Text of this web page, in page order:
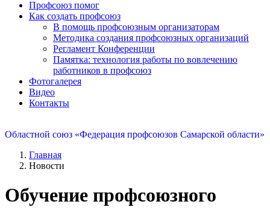
Профсоюз помог
Как создать профсоюз
В помощь профсоюзным организаторам
Методика создания профсоюзных организаций
Регламент Конференции
Памятка: технология работы по вовлечению
работников в профсоюз
Фотогалерея
Видео
Контакты
Областной союз «Федерация профсоюзов Самарской области»
Главная
Новости
Обучение профсоюзного